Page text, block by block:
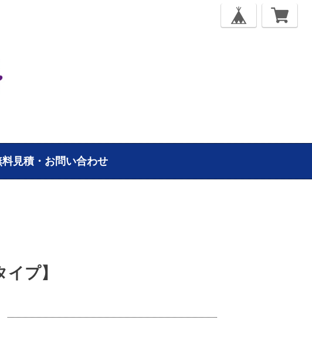
料見積・お問い合わせ
プ】